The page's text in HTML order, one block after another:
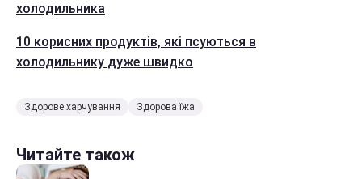
холодильника
10 корисних продуктів, які псуються в
холодильнику дуже швидко
Здорове харчування Здорова їжа
Читайте також